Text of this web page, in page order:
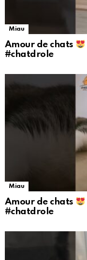
Miau
Amour de chats
#chatdrole
Miau
Amour de chats
#chatdrole